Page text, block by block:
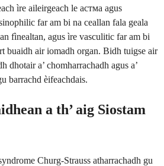
ìre aileirgeach le aстма agus
far am bi na ceallan fala geala
fìnealtan, agus ìre vasculitic far am bi
buaidh air iomadh organ. Bidh tuigse air
dhotair a’ chomharrachadh agus a’
barrachd èifeachdais.
a th’ aig Siostam
Churg-Strauss atharrachadh gu